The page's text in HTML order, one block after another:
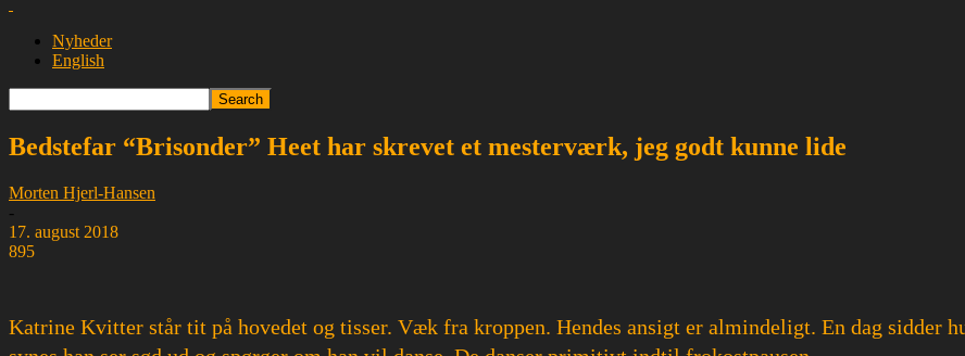
Nyheder
English
Bedstefar “Brisonder” Heet har skrevet et mesterværk, jeg godt kunne lide
Morten Hjerl-Hansen
-
17. august 2018
895
Katrine Kvitter står tit på hovedet og tisser. Væk fra kroppen. Hendes ansigt er almindeligt. En dag sidder